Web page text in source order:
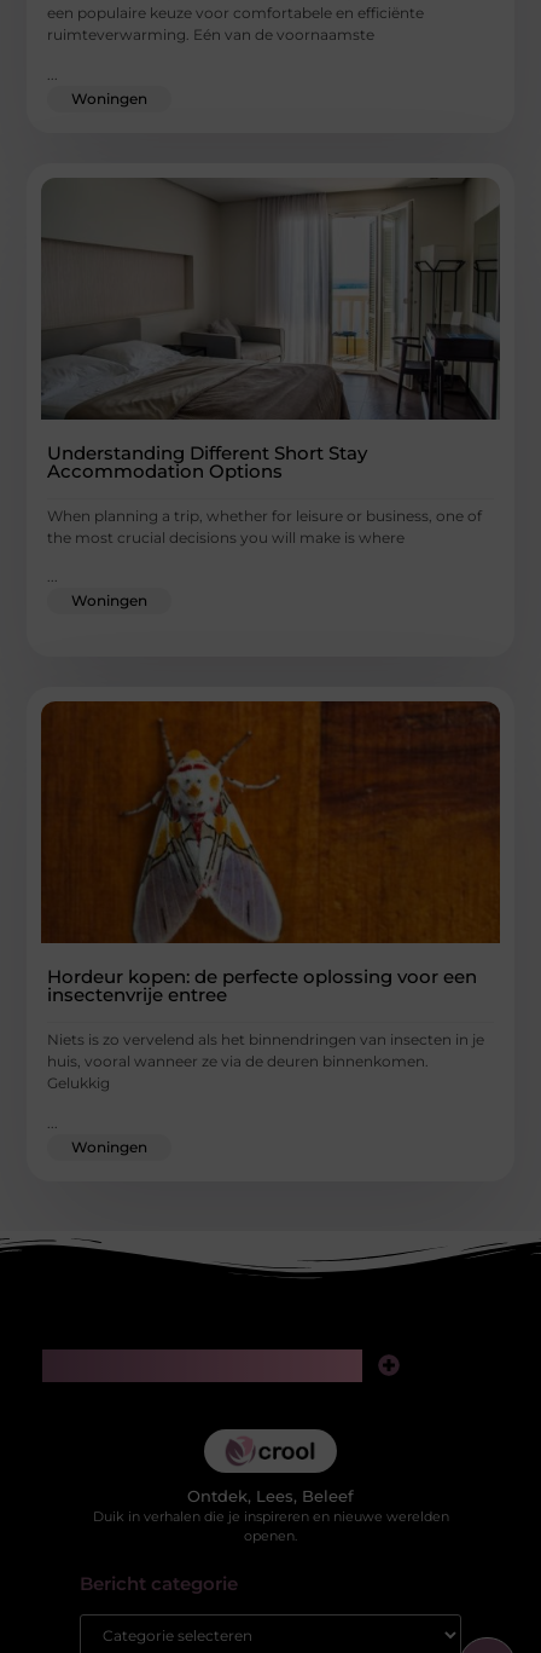
een populaire keuze voor comfortabele en efficiënte
ruimteverwarming. Eén van de voornaamste
Woningen
Understanding Different Short Stay
Accommodation Options
When planning a trip, whether for leisure or business, one of
the most crucial decisions you will make is where
...
Woningen
Hordeur kopen: de perfecte oplossing voor een
insectenvrije entree
Niets is zo vervelend als het binnendringen van insecten in je
huis, vooral wanneer ze via de deuren binnenkomen.
Gelukkig
Woningen
Ontdek, Lees, Beleef
Duik in verhalen die je inspireren en nieuwe werelden
openen.
Bericht categorie